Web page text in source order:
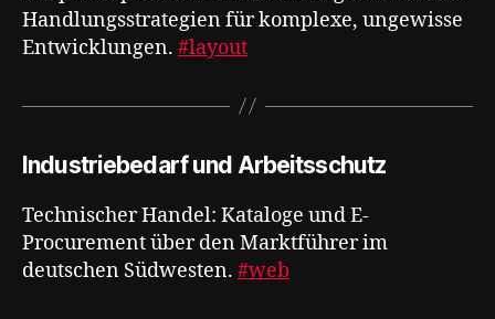
Handlungsstrategien für komplexe, ungewisse
Entwicklungen​​​​​​​​​​​​​​​​. #layout
Industriebedarf und Arbeitsschutz
Technischer Handel: Kataloge und E-
Procurement über den Marktführer im
deutschen Südwesten. #web